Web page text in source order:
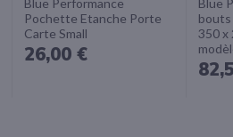
Blue Performance
Pochette Etanche Porte
Carte Small
26,00 €
Blue
bouts
350 x